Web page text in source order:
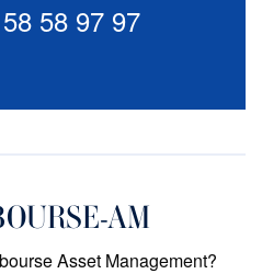
58 97 97
AM
Asset Management?